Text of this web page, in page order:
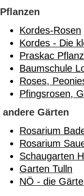
Pflanzen
Kordes-Rosen
Kordes - Die
Praskac
Baumschule
Roses,
Pfingsrosen,
andere Gärten
Rosarium
Rosarium
Schaugarten
Garten Tulln
NÖ - die